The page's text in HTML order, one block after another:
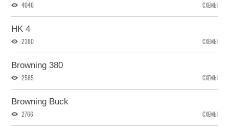
4046 СХЕМЫ
HK 4
2380 СХЕМЫ
Browning 380
2585 СХЕМЫ
Browning Buck
2766 СХЕМЫ